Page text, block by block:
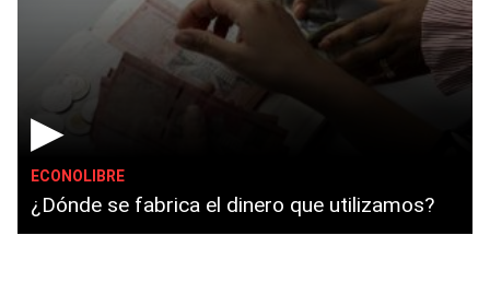
▶
ECONOLIBRE
¿Dónde se fabrica el dinero que utilizamos?